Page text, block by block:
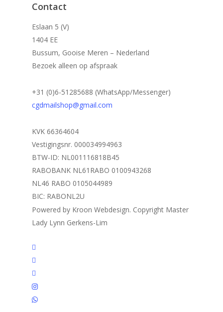
Contact
Eslaan 5 (V)
1404 EE
Bussum, Gooise Meren – Nederland
Bezoek alleen op afspraak
+31 (0)6-51285688 (WhatsApp/Messenger)
cgdmailshop@gmail.com
KVK 66364604
Vestigingsnr. 000034994963
BTW-ID: NL001116818B45
RABOBANK NL61RABO 0100943268
NL46 RABO 0105044989
BIC: RABONL2U
Powered by Kroon Webdesign. Copyright Master
Lady Lynn Gerkens-Lim
twitter
facebook
linkedin
instagram
whatsapp